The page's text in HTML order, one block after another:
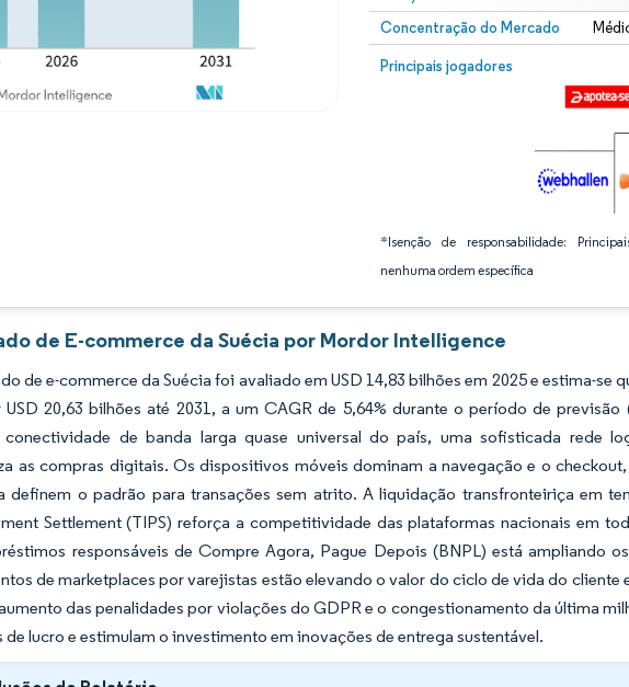
Concentração do Mercado
Principais jogadores
*Isenção de responsabilidade:
nenhuma ordem específica
Imagem © Mordor Intelligence. O reuso
de E-commerce da Suécia por Mordor Intelligence
de e-commerce da Suécia foi avaliado em USD 14,83 bilhões em 2025 e estima-se
20,63 bilhões até 2031, a um CAGR de 5,64% durante o período de previsão
de banda larga quase universal do país, uma sofisticada rede
as compras digitais. Os dispositivos móveis dominam a navegação e o
definem o padrão para transações sem atrito. A liquidação transfronteiriça em
Settlement (TIPS) reforça a competitividade das plataformas nacionais em
responsáveis de Compre Agora, Pague Depois (BNPL) está ampliando
de marketplaces por varejistas estão elevando o valor do ciclo de vida do cliente
das penalidades por violações do GDPR e o congestionamento da última
de lucro e estimulam o investimento em inovações de entrega sustentável.